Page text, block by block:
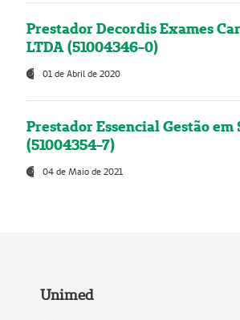
Prestador Decordis Exames
LTDA (51004346-0)
01 de Abril de 2020
Prestador Essencial Gestão em
(51004354-7)
04 de Maio de 2021
Unimed